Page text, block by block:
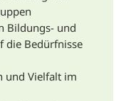
Bildungs- und
die Bedürfnisse
und Vielfalt im